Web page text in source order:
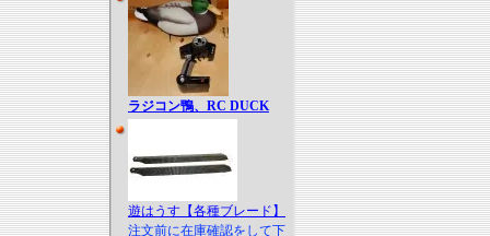
ラジコン鴨、RC DUCK
遊はうす【各種ブレード】
注文前に在庫確認をして下